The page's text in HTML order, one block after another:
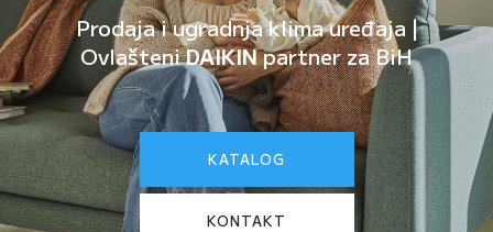
Prodaja i ugradnja klima uređaja |
OvlašteniDAIKINpartner za BiH
KATALOG
KONTAKT